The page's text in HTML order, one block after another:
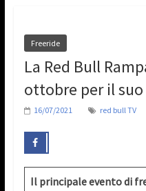
Freeride
La Red Bull
ottobre per il suo
16/07/2021 red bull TV
Il principale evento di